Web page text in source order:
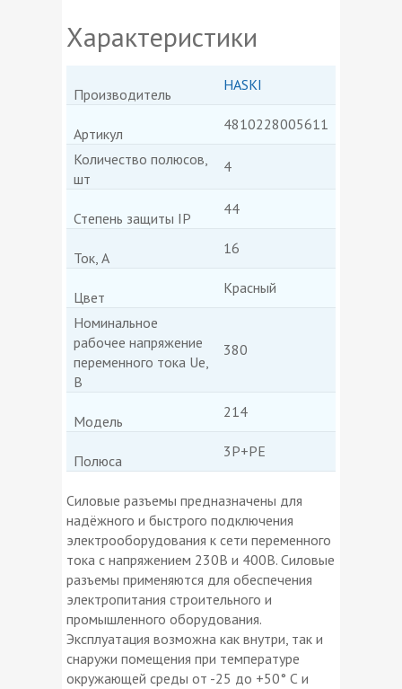
Характеристики
Производитель
HASKI
Артикул
4810228005611
Количество полюсов,
шт
4
Степень защиты IP
44
Ток, А
16
Цвет
Красный
Номинальное
рабочее напряжение
переменного тока Ue,
В
380
Модель
214
Полюса
3P+PE
Силовые разъемы предназначены для
надёжного и быстрого подключения
электрооборудования к сети переменного
тока с напряжением 230В и 400В. Силовые
разъемы применяются для обеспечения
электропитания строительного и
промышленного оборудования.
Эксплуатация возможна как внутри, так и
снаружи помещения при температуре
окружающей среды от -25 до +50° С и